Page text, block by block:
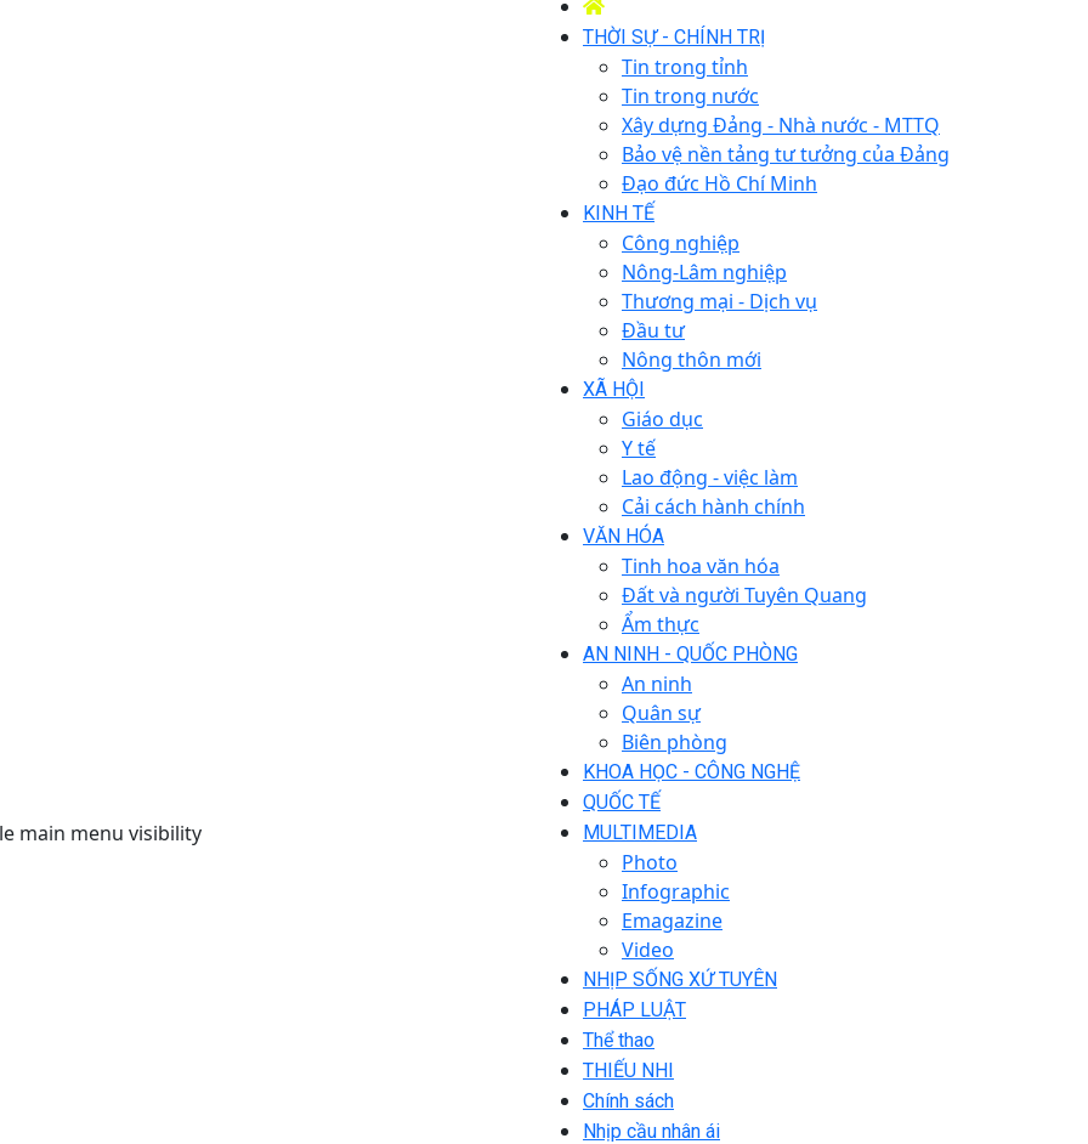
main menu visibility
THỜI SỰ - CHÍNH TRỊ
Tin trong tỉnh
Tin trong nước
Xây dựng Đảng - Nhà nước - MTTQ
Bảo vệ nền tảng tư tưởng của Đảng
Đạo đức Hồ Chí Minh
KINH TẾ
Công nghiệp
Nông-Lâm nghiệp
Thương mại - Dịch vụ
Đầu tư
Nông thôn mới
XÃ HỘI
Giáo dục
Y tế
Lao động - việc làm
Cải cách hành chính
VĂN HÓA
Tinh hoa văn hóa
Đất và người Tuyên Quang
Ẩm thực
AN NINH - QUỐC PHÒNG
An ninh
Quân sự
Biên phòng
KHOA HỌC - CÔNG NGHỆ
QUỐC TẾ
MULTIMEDIA
Photo
Infographic
Emagazine
Video
NHỊP SỐNG XỨ TUYÊN
PHÁP LUẬT
Thể thao
THIẾU NHI
Chính sách
Nhịp cầu nhân ái